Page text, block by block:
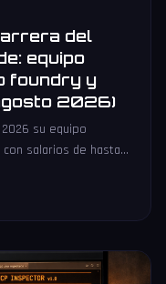
del
equipo
foundry y
2026)
su equipo
salarios de hasta